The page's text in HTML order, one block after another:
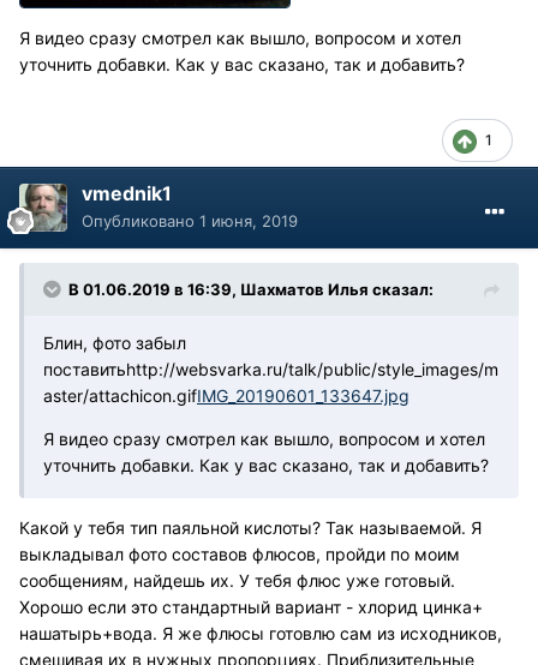
Я видео сразу смотрел как вышло, вопросом и хотел
уточнить добавки. Как у вас сказано, так и добавить?
1
vmednik1
Опубликовано 1 июня, 2019
В 01.06.2019 в 16:39, Шахматов Илья сказал:
Блин, фото забыл
поставитьhttp://websvarka.ru/talk/public/style_images/m
aster/attachicon.gifIMG_20190601_133647.jpg
Я видео сразу смотрел как вышло, вопросом и хотел
уточнить добавки. Как у вас сказано, так и добавить?
Какой у тебя тип паяльной кислоты? Так называемой. Я
выкладывал фото составов флюсов, пройди по моим
сообщениям, найдешь их. У тебя флюс уже готовый.
Хорошо если это стандартный вариант - хлорид цинка+
нашатырь+вода. Я же флюсы готовлю сам из исходников,
смешивая их в нужных пропорциях. Приблизительные